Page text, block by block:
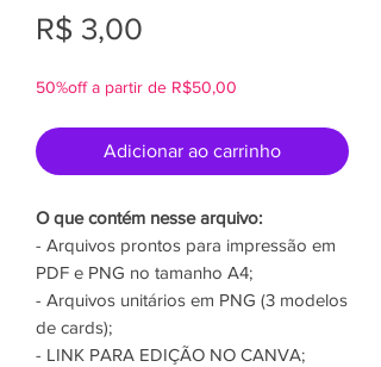
R$ 3,00
50%off a partir de R$50,00
Adicionar ao carrinho
O que contém nesse arquivo:
- Arquivos prontos para impressão em
PDF e PNG no tamanho A4;
- Arquivos unitários em PNG (3 modelos
de cards);
- LINK PARA EDIÇÃO NO CANVA;